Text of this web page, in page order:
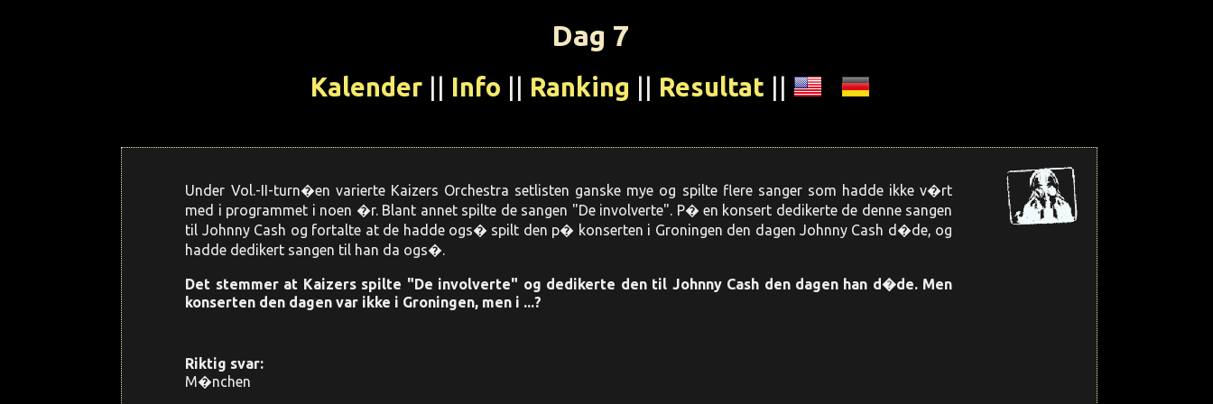
Dag 7
Kalender || Info || Ranking || Resultat ||
Under Vol.-II-turn�en varierte Kaizers Orchestra setlisten ganske mye og spilte flere sanger som hadde ikke v�rt
med i programmet i noen �r. Blant annet spilte de sangen "De involverte". P� en konsert dedikerte de denne sangen
til Johnny Cash og fortalte at de hadde ogs� spilt den p� konserten i Groningen den dagen Johnny Cash d�de, og
hadde dedikert sangen til han da ogs�.
Det stemmer at Kaizers spilte "De involverte" og dedikerte den til Johnny Cash den dagen han d�de. Men
konserten den dagen var ikke i Groningen, men i ...?
Riktig svar:
M�nchen